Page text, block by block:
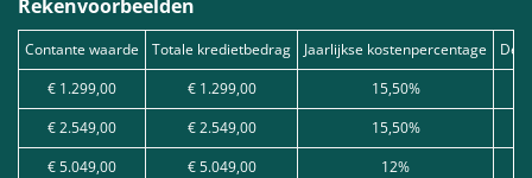
Rekenvoorbeelden
Contante waarde Totale kredietbedrag Jaarlijkse kostenpercentage
€ 1.299,00
€ 1.299,00
15,50%
€ 2.549,00
€ 2.549,00
15,50%
€ 5.049,00
€ 5.049,00 12%